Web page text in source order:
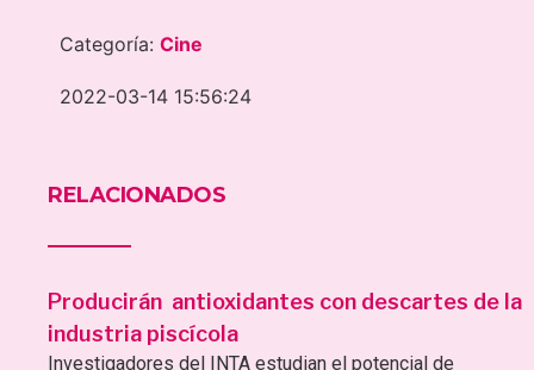
Categoría: Cine
2022-03-14 15:56:24
RELACIONADOS
Producirán antioxidantes con descartes de la
industria piscícola
Investigadores del INTA estudian el potencial de